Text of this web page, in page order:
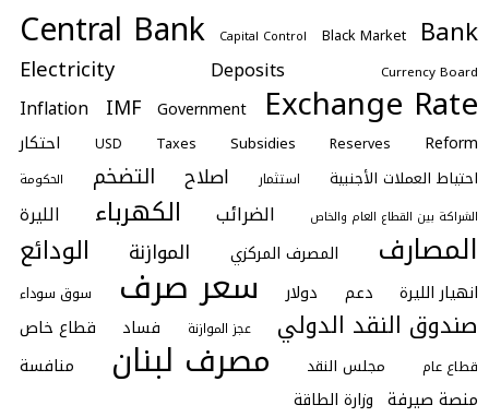
Bank
Black Market
Capital Control
Central Bank
Currency Board
Deposits
Electricity
Exchange Rate
Government
IMF
Inflation
Reform
Reserves
Subsidies
Taxes
USD احتكار
احتياط العملات الأجنبية استثمار اصلاح التضخم
الحكومة
الشراكة بين القطاع العام والخاص
الضرائب الكهرباء الليرة
المصارف المصرف المركزي الموازنة الودائع
انهيار الليرة دعم دولار سعر صرف سوق سوداء
صندوق النقد الدولي عجز الموازنة فساد قطاع خاص
قطاع عام مجلس النقد مصرف لبنان
منافسة
منصة صيرفة وزارة الطاقة